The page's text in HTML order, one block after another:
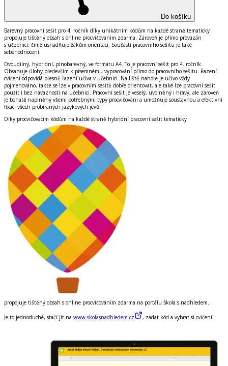
Do košíku
Barevný pracovní sešit pro 4. ročník díky unikátním kódům na každé straně tematicky
propojuje tištěný obsah s online procvičováním zdarma. Zároveň je přímo provázán
s učebnicí, čímž usnadňuje žákům orientaci. Součástí pracovního sešitu je také
sebehodnocení.
Dvoudílný, hybridní, plnobarevný, ve formátu A4. To je pracovní sešit pro 4. ročník.
Obsahuje úlohy především k písemnému vypracování přímo do pracovního sešitu. Řazení
cvičení odpovídá přesně řazení učiva v učebnici. Na liště nahoře je učivo vždy
pojmenováno, takže se lze v pracovním sešitě dobře orientovat, ale také lze pracovní sešit
použít i bez návaznosti na učebnici. Pracovní sešit je veselý, uvolněný i hravý, ale zároveň
je bohatě naplněný všemi potřebnými typy procvičování a umožňuje soustavnou a efektivní
fixaci všech probíraných jazykových jevů.
Díky procvičovacím kódům na každé straně hybridní pracovní sešit tematicky
propojuje tištěný obsah s online procvičováním zdarma na portálu Škola s nadhledem.
Je to jednoduché, stačí jít na www.skolasnadhledem.cz , zadat kód a vybrat si cvičení.